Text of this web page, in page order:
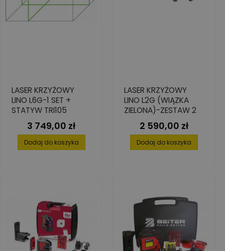
LASER KRZYŻOWY
LINO L6G-1 SET +
STATYW TRI105
Cena
3 749,00 zł
Dodaj do koszyka
LASER KRZYŻOWY
LINO L2G (WIĄZKA
ZIELONA)-ZESTAW 2
Cena
2 590,00 zł
Dodaj do koszyka